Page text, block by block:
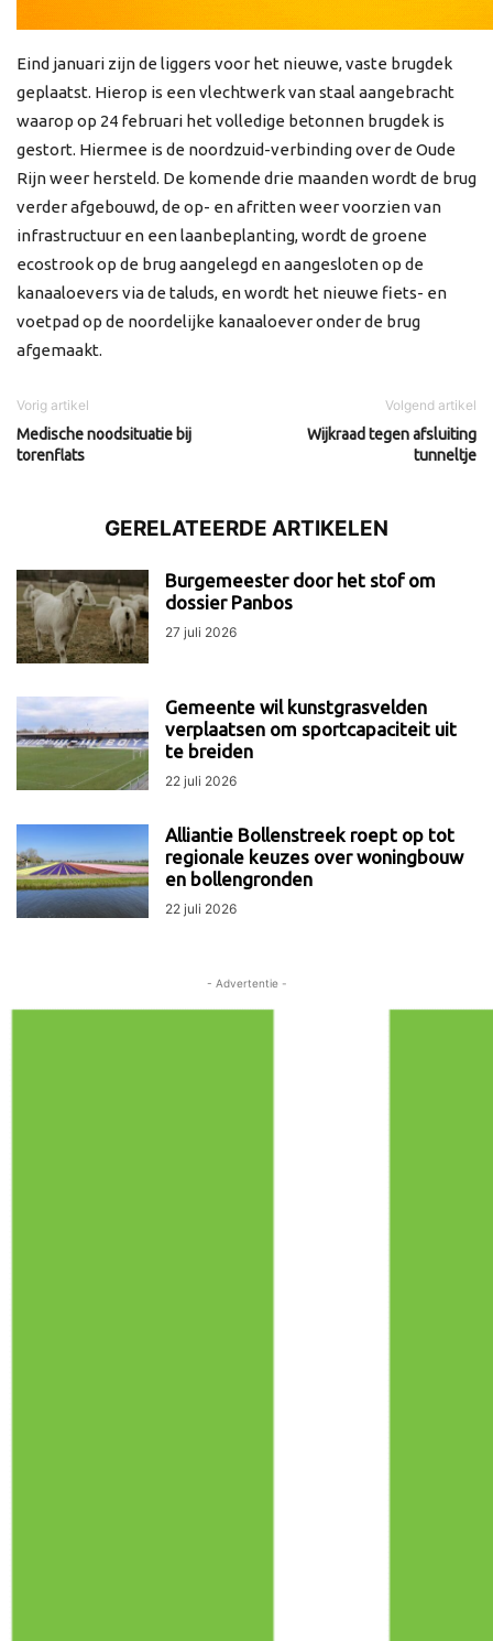
Eind januari zijn de liggers voor het nieuwe, vaste brugdek
geplaatst. Hierop is een vlechtwerk van staal aangebracht
waarop op 24 februari het volledige betonnen brugdek is
gestort. Hiermee is de noordzuid-verbinding over de Oude
Rijn weer hersteld. De komende drie maanden wordt de brug
verder afgebouwd, de op- en afritten weer voorzien van
infrastructuur en een laanbeplanting, wordt de groene
ecostrook op de brug aangelegd en aangesloten op de
kanaaloevers via de taluds, en wordt het nieuwe fiets- en
voetpad op de noordelijke kanaaloever onder de brug
afgemaakt.
Vorig artikel
Medische noodsituatie bij
torenflats
Volgend artikel
Wijkraad tegen afsluiting
tunneltje
GERELATEERDE ARTIKELEN
Burgemeester door het stof om
dossier Panbos
27 juli 2026
Gemeente wil kunstgrasvelden
verplaatsen om sportcapaciteit uit
te breiden
22 juli 2026
Alliantie Bollenstreek roept op tot
regionale keuzes over woningbouw
en bollengronden
22 juli 2026
- Advertentie -